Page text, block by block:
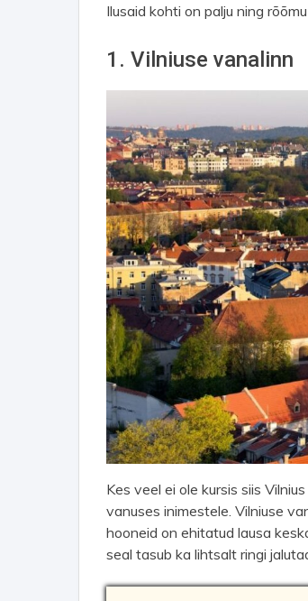
Ilusaid kohti on palju ning
1. Vilniuse vanalinn
Kes veel ei ole kursis siis
vanuses inimestele. Vilniuse
hooneid on ehitatud lausa
seal tasub ka lihtsalt ringi